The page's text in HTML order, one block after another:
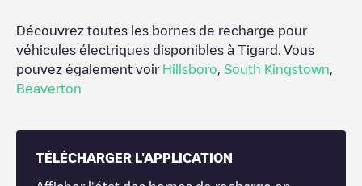
Découvrez toutes les bornes de recharge pour
véhicules électriques disponibles à Tigard . Vous
pouvez également voir Hillsboro South Kingstown
Beaverton
TÉLÉCHARGER L'APPLICATION